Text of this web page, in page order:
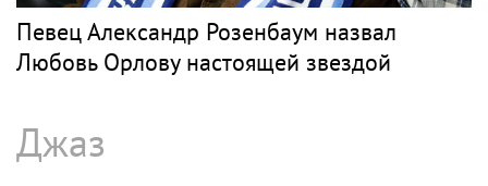
Певец Александр Розенбаум назвал
Любовь Орлову настоящей звездой
Джаз